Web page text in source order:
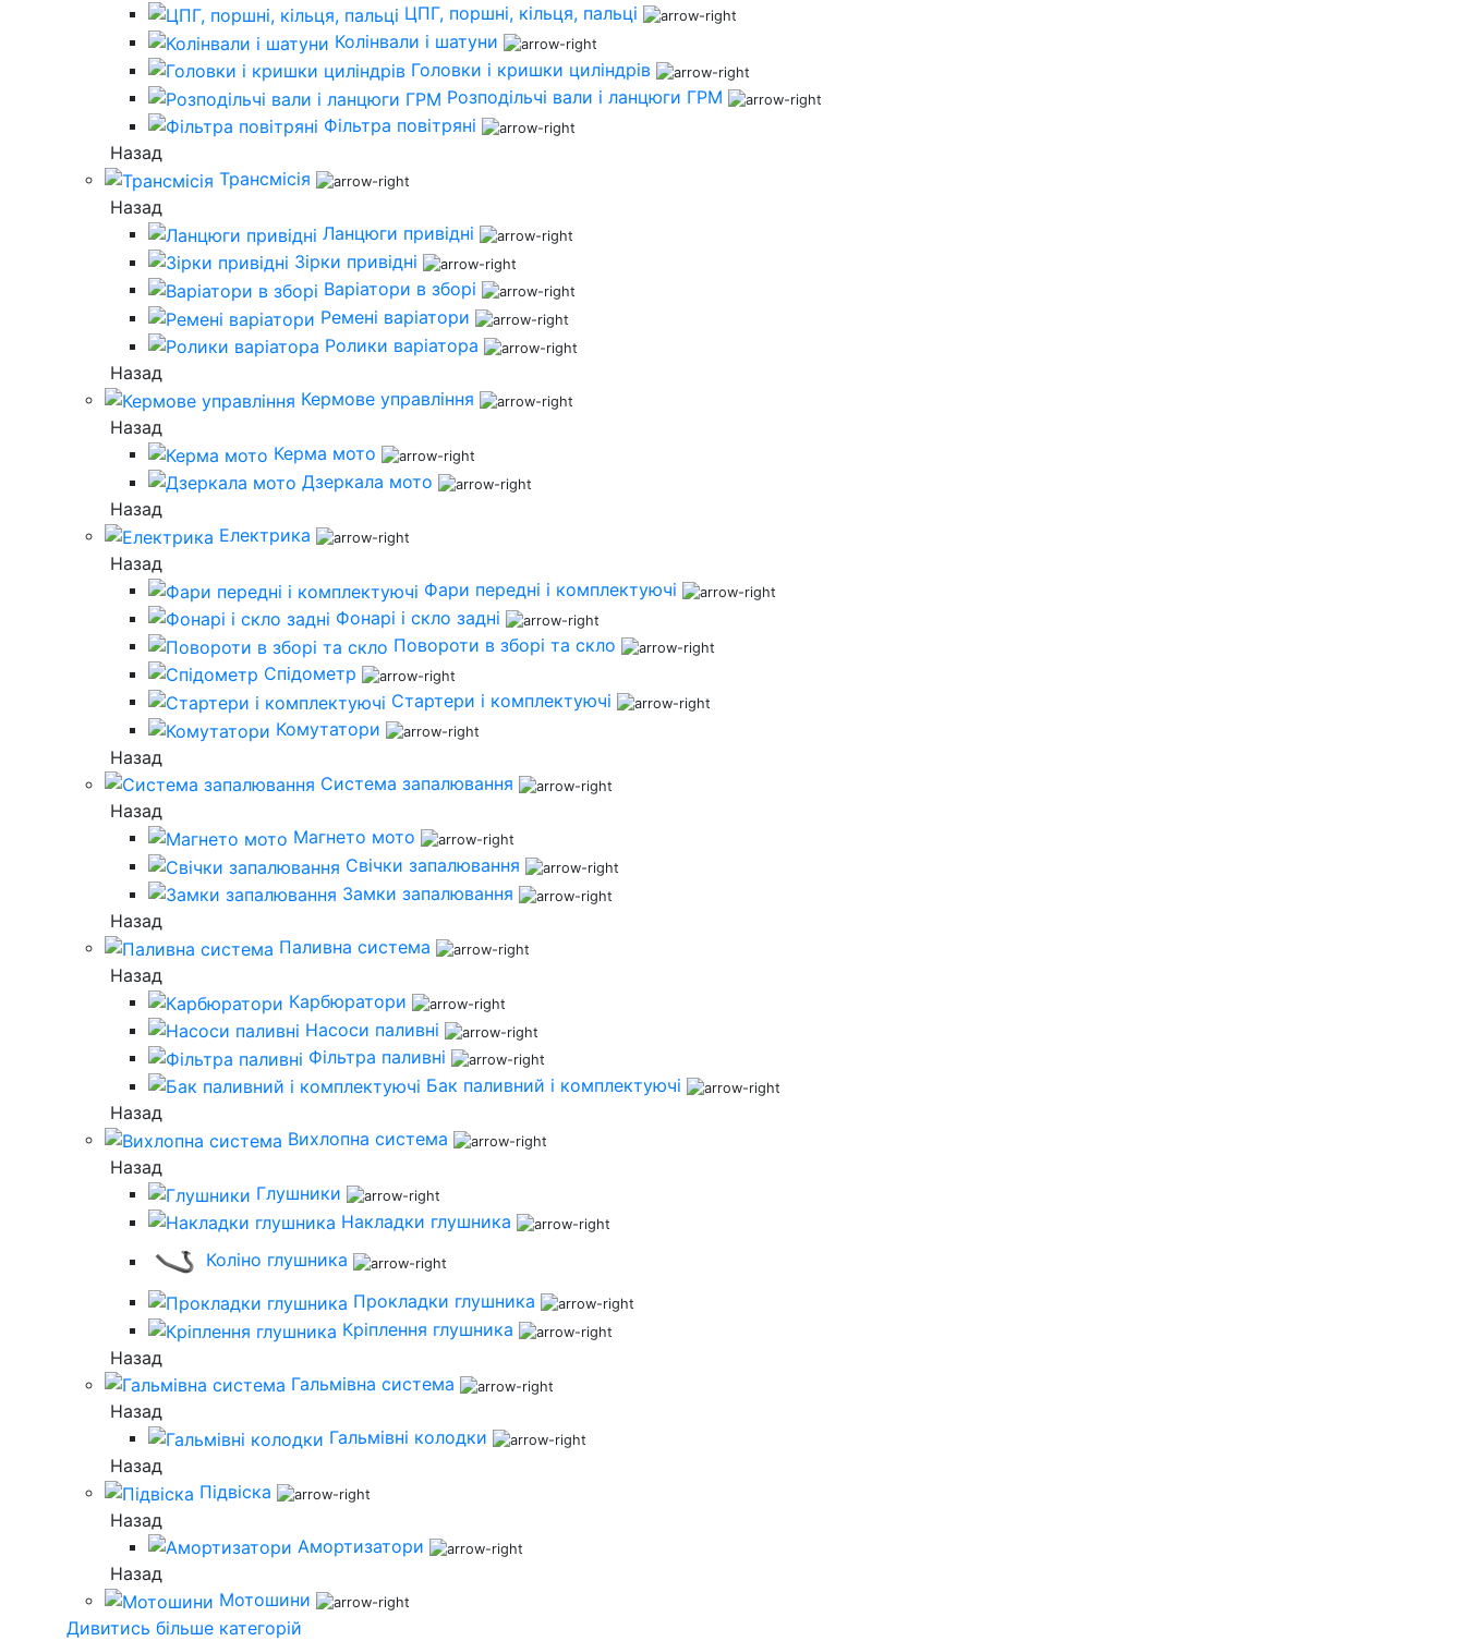
ЦПГ, поршні, кільця, пальці
Колінвали і шатуни
Головки і кришки циліндрів
Розподільчі вали і ланцюги ГРМ
Фільтра повітряні
Назад
Трансмісія
Назад
Ланцюги привідні
Зірки привідні
Варіатори в зборі
Ремені варіатори
Ролики варіатора
Назад
Кермове управління
Назад
Керма мото
Дзеркала мото
Назад
Електрика
Назад
Фари передні і комплектуючі
Фонарі і скло задні
Повороти в зборі та скло
Спідометр
Стартери і комплектуючі
Комутатори
Назад
Система запалювання
Назад
Магнето мото
Свічки запалювання
Замки запалювання
Назад
Паливна система
Назад
Карбюратори
Насоси паливні
Фільтра паливні
Бак паливний і комплектуючі
Назад
Вихлопна система
Назад
Глушники
Накладки глушника
Коліно глушника
Прокладки глушника
Кріплення глушника
Назад
Гальмівна система
Назад
Гальмівні колодки
Назад
Підвіска
Назад
Амортизатори
Назад
Мотошини
Дивитись більше категорій